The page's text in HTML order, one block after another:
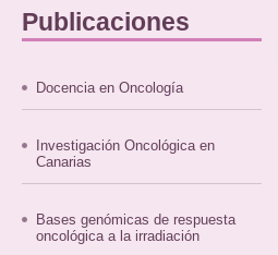
Publicaciones
Docencia en Oncología
Investigación Oncológica en
Canarias
Bases genómicas de respuesta
oncológica a la irradiación